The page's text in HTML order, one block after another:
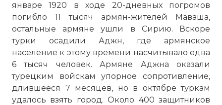
январе 1920 в ходе 20-дневных погромов
погибло 11 тысяч армян-жителей Маваша,
остальные армяне ушли в Сирию. Вскоре
турки осадили Аджн, где армянское
население к этому времени насчитывало едва
6 тысяч человек. Армяне Аджна оказали
турецким войскам упорное сопротивление,
длившееся 7 месяцев, но в октябре туркам
удалось взять город. Около 400 защитников